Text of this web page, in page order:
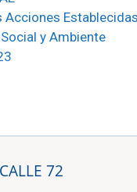
y Ambiente
72